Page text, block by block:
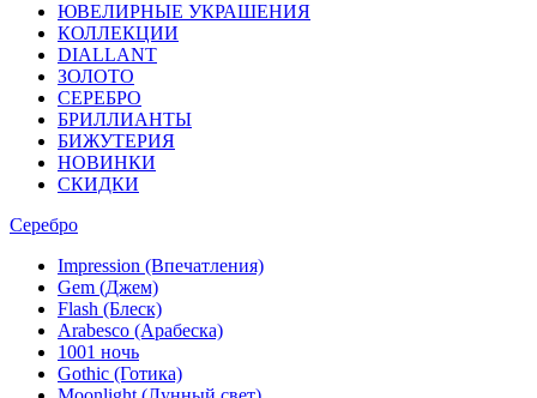
ЮВЕЛИРНЫЕ УКРАШЕНИЯ
КОЛЛЕКЦИИ
DIALLANT
ЗОЛОТО
СЕРЕБРО
БРИЛЛИАНТЫ
БИЖУТЕРИЯ
НОВИНКИ
СКИДКИ
Серебро
Impression (Впечатления)
Gem (Джем)
Flash (Блеск)
Arabesco (Арабеска)
1001 ночь
Gothic (Готика)